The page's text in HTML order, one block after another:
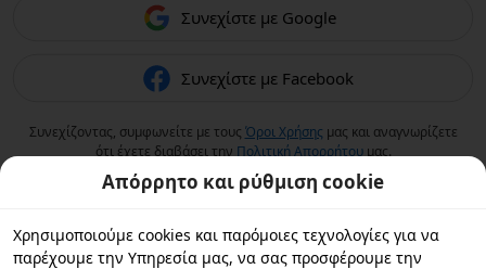
Συνεχίστε με Google
Συνεχίστε με Facebook
Συνεχίζοντας, συμφωνείτε με τους Όροι Χρήσης μας και αναγνωρίζετε
ότι έχετε διαβάσει την Πολιτική Aπορρήτουμας.
Απόρρητο και ρύθμιση cookie
Χρησιμοποιούμε cookies και παρόμοιες τεχνολογίες για να
παρέχουμε την Υπηρεσία μας, να σας προσφέρουμε την